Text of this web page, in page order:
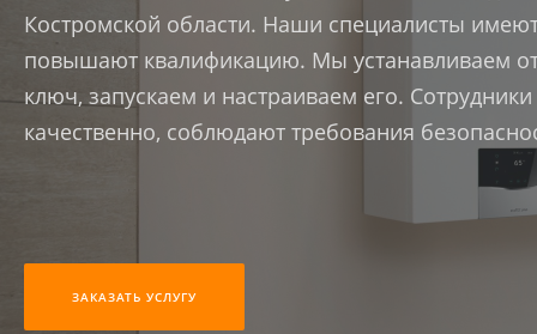
Костромской области. Наши специалисты
повышают квалификацию. Мы устанавливаем
ключ, запускаем и настраиваем его.
качественно, соблюдают требования
ЗАКАЗАТЬ УСЛУГУ